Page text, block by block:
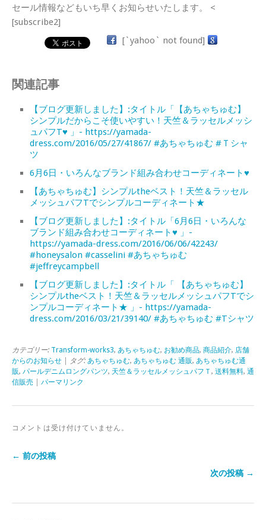
セール情報などもいち早くお知らせいたします。 <
[subscribe2]
[`yahoo` not found]
関連記事
【ブログ更新しました】:タイトル「【あちゃちゅむ】
シンプルだからこそ使いやすい！天竺＆ラッセルメッシ
ュパフT♥ 」- https://yamada-
dress.com/2016/05/27/41867/ #あちゃちゅむ #Ｔシャ
ツ
6月6日・いろんなブランド組み合わせコーディネート♥
【あちゃちゅむ】シンプルtheベスト！天竺＆ラッセル
メッシュパフTでシンプルコーディネート★
【ブログ更新しました】:タイトル「6月6日・いろんな
ブランド組み合わせコーディネート♥ 」-
https://yamada-dress.com/2016/06/06/42243/
#honeysalon #casselini #あちゃちゅむ
#jeffreycampbell
【ブログ更新しました】:タイトル「 【あちゃちゅむ】
シンプルtheベスト！天竺＆ラッセルメッシュパフTでシ
ンプルコーディネート★ 」- https://yamada-
dress.com/2016/03/21/39140/ #あちゃちゅむ #Tシャツ
カテゴリー: Transform-works3, あちゃちゅむ, お勧め商品, 商品紹介, 店舗
からのお知らせ | タグ: あちゃちゅむ, あちゃちゅむ 通販, あちゃちゅむ通
販, パールデニムロングパンツ, 天竺＆ラッセルメッシュパフＴ , 送料無料, 通
信販売
パーマリンク
コメントは受け付けていません。
← 前の投稿
次の投稿 →